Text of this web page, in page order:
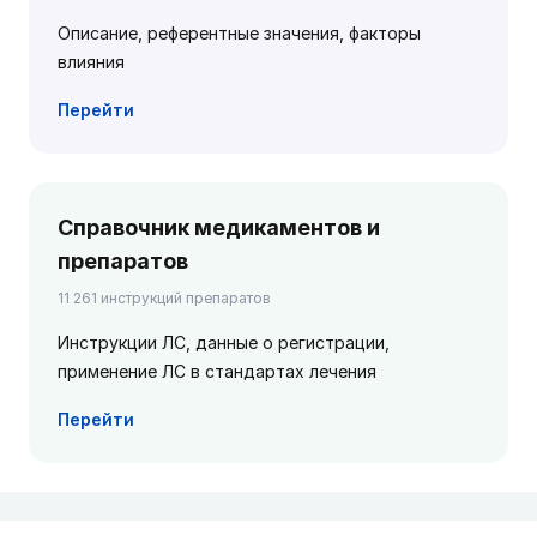
Описание, референтные значения, факторы
влияния
Перейти
Справочник медикаментов и
препаратов
11 261 инструкций препаратов
Инструкции ЛС, данные о регистрации,
применение ЛС в стандартах лечения
Перейти